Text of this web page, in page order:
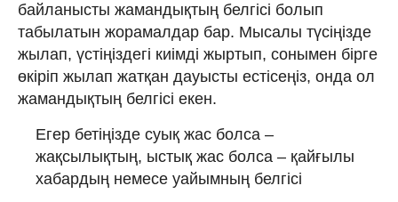
байланысты жамандықтың белгісі болып
табылатын жорамалдар бар. Мысалы түсіңізде
жылап, үстіңіздегі киімді жыртып, сонымен бірге
өкіріп жылап жатқан дауысты естісеңіз, онда ол
жамандықтың белгісі екен.
Егер бетіңізде суық жас болса –
жақсылықтың, ыстық жас болса – қайғылы
хабардың немесе уайымның белгісі